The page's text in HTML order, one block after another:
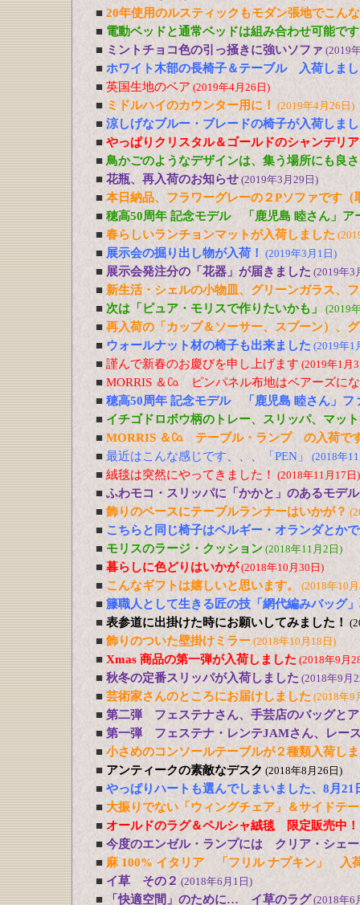
■ 20年使用のルスティックもモダン張地でこん
■ 電動ベッドと通常ベッドは組み合わせ可能です
■ ミントチョコ色の引っ掻きに強いソファ (2019
■ ホワイト木部の長椅子＆テーブル 入荷しま
■ 英国生地のベア (2019年4月26日)
■ ミドルハイのカウンター用に！ (2019年4月26日)
■ 涼しげなブルー・ブレードの椅子が入荷しま
■ やっぱりクリスタル＆ゴールドのシャンデリ
■ 鳥かごのようなデザインは、集う場所にも良
■ 花瓶、再入荷のお知らせ (2019年3月29日)
■ 本日納品、フラワーグレーの２Pソファです（
■ 穂高50周年 記念モデル 「鹿児島 睦さん」
■ 春らしいランチョンマットが入荷しました
■ 展示会の掘り出し物が入荷！ (2019年3月1日)
■ 展示会発注分の「花器」が届きました (2019年3
■ 新生活・シェルの小物皿、グリーンガラス、
■ 次は「ピュア・モリスで作りたいかも」 (2019
■ 再入荷の「カップ＆ソーサー、スプーン）、
■ ウォールナット材の椅子も出来ました (2019年1
■ 謹んで新春のお慶びを申し上げます (2019年1月
■ MORRIS ＆㏇ ピンパネル布地はベアーズに
■ 穂高50周年 記念モデル 「鹿児島 睦さん」フ
■ イチゴドロボウ柄のトレー、スリッパ、マッ
■ MORRIS ＆㏇ テーブル・ランプ の入荷で
■ 最近はこんな感じです、、、「PEN」 (2018年
■ 絨毯は突然にやってきました！ (2018年11月17日)
■ ふわモコ・スリッパに「かかと」のあるモデ
■ 飾りのベースにテーブルランナーはいかが？
■ こちらと同じ椅子はベルギー・オランダとか
■ モリスのラージ・クッション (2018年11月2日)
■ 暮らしに色どりはいかが(2018年10月30日)
■ こんなギフトは嬉しいと思います。 (2018年10
■ 籐職人として生きる匠の技「網代編みバッグ
■ 表参道に出掛けた時にお願いしてみました！
■ 飾りのついた壁掛けミラー (2018年10月18日)
■ Xmas 商品の第一弾が入荷しました (2018年9月
■ 秋冬の定番スリッパが入荷しました (2018年9月
■ 芸術家さんのところにお届けしました (2018年9
■ 第二弾 フェステナさん、手芸店のバッグと
■ 第一弾 フェステナ・レンテJAMさん、レー
■ 小さめのコンソールテーブルが２種類入荷し
■ アンティークの素敵なデスク (2018年8月26日)
■ やっぱりハートも選んでしまいました、8月21
■ 大振りでない「ウィングチェア」＆サイドテ
■ オールドのラグ＆ペルシャ絨毯 限定販売中！
■ 今度のエンゼル・ランプには クリア・シェ
■ 麻 100% イタリア 「フリル ナプキン」 入
■ イ草 その２ (2018年6月1日)
■ 「快適空間」のために… イ草のラグ (2018年6